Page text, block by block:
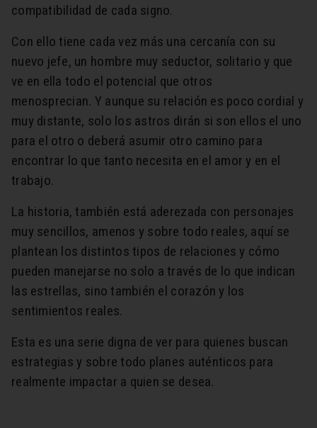
compatibilidad de cada signo.
Con ello tiene cada vez más una cercanía con su
nuevo jefe, un hombre muy seductor, solitario y que
ve en ella todo el potencial que otros
menosprecian. Y aunque su relación es poco cordial y
muy distante, solo los astros dirán si son ellos el uno
para el otro o deberá asumir otro camino para
encontrar lo que tanto necesita en el amor y en el
trabajo.
La historia, también está aderezada con personajes
muy sencillos, amenos y sobre todo reales, aquí se
plantean los distintos tipos de relaciones y cómo
pueden manejarse no solo a través de lo que indican
las estrellas, sino también el corazón y los
sentimientos reales.
Esta es una serie digna de ver para quienes buscan
estrategias y sobre todo planes auténticos para
realmente impactar a quien se desea.